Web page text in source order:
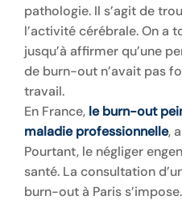
pathologie. Il s’agit de
l’activité cérébrale. On a
jusqu’à affirmer qu’une
de burn-out n’avait pas
travail.
En France, le burn-out
maladie professionnelle,
Pourtant, le négliger
santé. La consultation
burn-out à Paris s’impose.